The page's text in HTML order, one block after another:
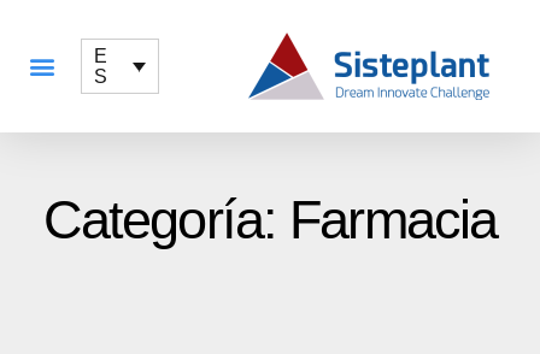
E
S
Categoría: Farmacia